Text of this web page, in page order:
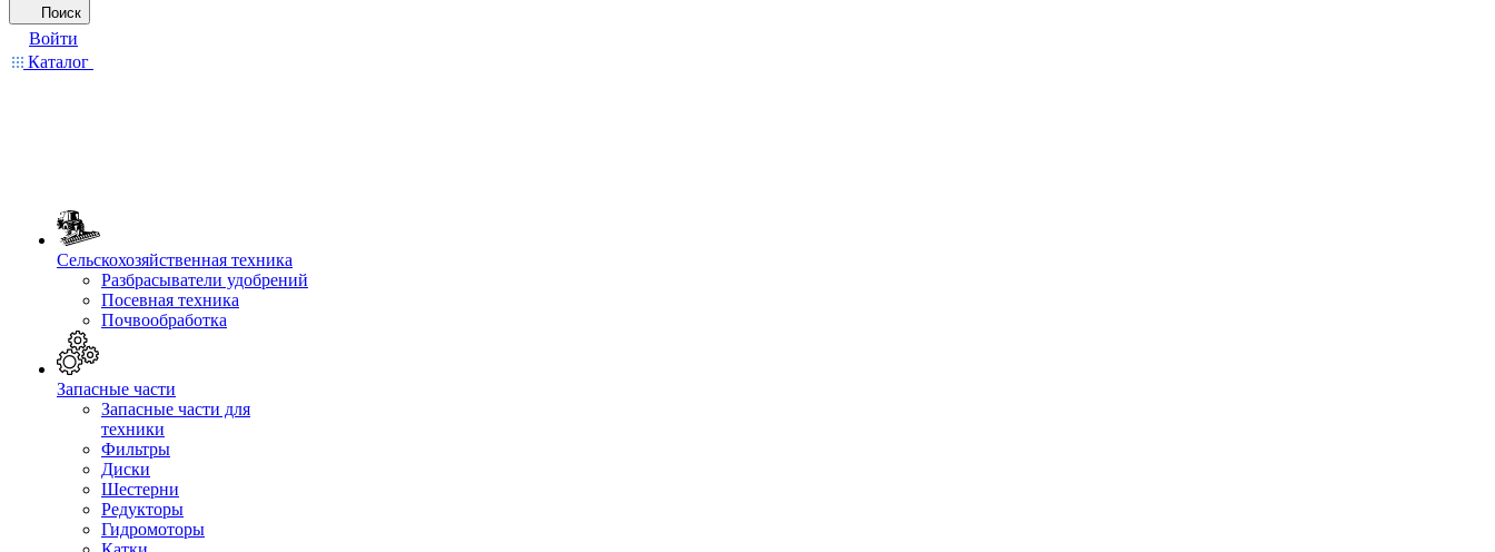
Поиск
Войти
Каталог
Сельскохозяйственная техника
Разбрасыватели удобрений
Посевная техника
Почвообработка
Запасные части
Запасные части для
техники
Фильтры
Диски
Шестерни
Редукторы
Гидромоторы